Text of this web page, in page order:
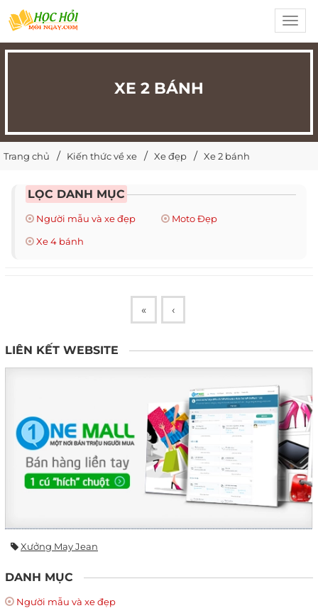
XE 2 BÁNH
Trang chủ Kiến thức về xe Xe đẹp Xe 2 bánh
LỌC DANH MỤC
Người mẫu và xe đẹp
Moto Đẹp
Xe 4 bánh
« ‹
LIÊN KẾT WEBSITE
Xưởng May Jean
DANH MỤC
Người mẫu và xe đẹp